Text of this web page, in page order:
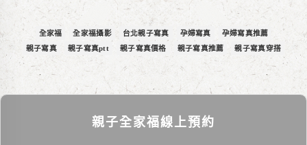
全家福 全家福攝影 台北親子寫真 孕婦寫真
孕婦寫真推薦
親子寫真
親子寫真ptt 親子寫真價格 親子寫真推薦 親子寫真穿搭
親子全家福線上預約